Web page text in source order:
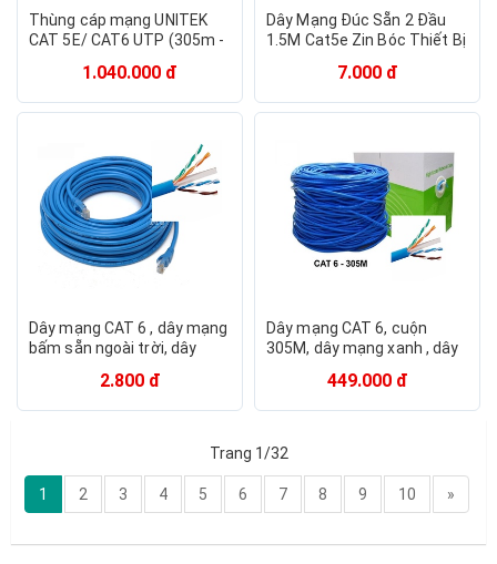
Thùng cáp mạng UNITEK
CAT 5E/ CAT6 UTP (305m -
1.040.000 đ
Dây Mạng Đúc Sẵn 2 Đầu
1.5M Cat5e Zin Bóc Thiết Bị
7.000 đ
Dây mạng CAT 6 , dây mạng
bấm sẵn ngoài trời, dây
2.800 đ
Dây mạng CAT 6, cuộn
305M, dây mạng xanh , dây
449.000 đ
Trang 1/32
1 2 3 4 5 6 7 8 9 10 »